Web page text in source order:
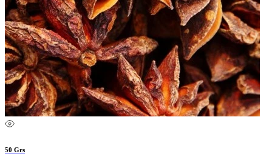
50 Grs